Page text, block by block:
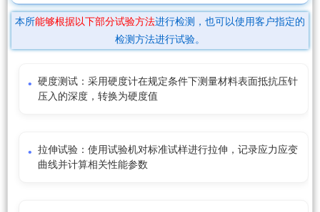
本所能够根据以下部分试验方法进行检测，也可以使用客户指定的
检测方法进行试验。
硬度测试：采用硬度计在规定条件下测量材料表面抵抗压针
压入的深度，转换为硬度值
拉伸试验：使用试验机对标准试样进行拉伸，记录应力应变
曲线并计算相关性能参数